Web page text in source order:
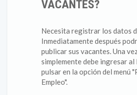
VACANTES?
Necesita registrar los datos
Inmediatamente después
publicar sus vacantes. Una
simplemente debe ingresar
pulsar en la opción del menú
Empleo".